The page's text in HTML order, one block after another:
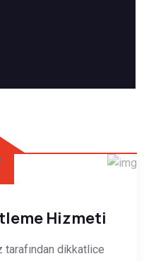
Hizmeti
tarafından dikkatlice